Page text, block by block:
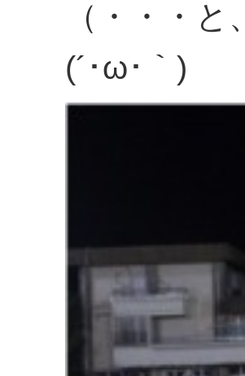
（・・・
(´･ω･｀)